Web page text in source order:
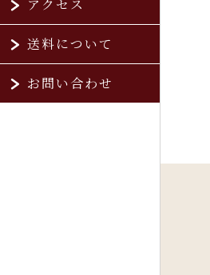
アクセス
送料について
お問い合わせ